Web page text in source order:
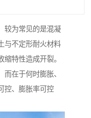
较为常见的是混凝
与不定形耐火材料
特性造成开裂。
在于何时膨胀、
控、膨胀率可控